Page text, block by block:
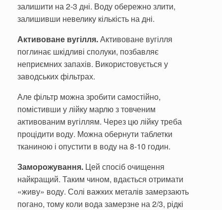
залишити на 2-3 дні. Воду обережно злити,
залишивши невелику кількість на дні.
Активоване вугілля.Активоване вугілля
поглинає шкідливі сполуки, позбавляє
неприємних запахів. Використовується у
заводських фільтрах.
Але фільтр можна зробити самостійно,
помістивши у лійку марлю з товченим
активованим вугіллям. Через цю лійку треба
процідити воду. Можна обернути таблетки
тканиною і опустити в воду на 8-10 годин.
Заморожування. Цей спосіб очищення
найкращий. Таким чином, вдається отримати
«живу» воду. Солі важких металів замерзають
погано, тому коли вода замерзне на 2/3, рідкі